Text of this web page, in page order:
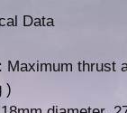
Data
Maximum thrust
)